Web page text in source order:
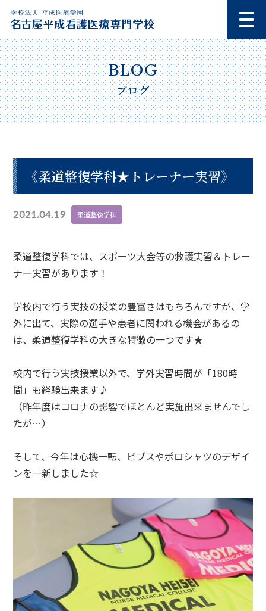
ブログ
《柔道整復学科★トレーナー実習》
2021.04.19 柔道整復学科
柔道整復学科では、スポーツ大会等の救護実習＆トレー
ナー実習があります！
学校内で行う実技の授業の豊富さはもちろんですが、学
外に出て、実際の選手や患者に関われる機会があるの
は、柔道整復学科の大きな特徴の一つです★
校内で行う実技授業以外で、学外実習時間が「180時
間」も経験出来ます♪
（昨年度はコロナの影響でほとんど実施出来ませんでし
たが…）
そして、今年は心機一転、ビブスやポロシャツのデザイ
ンを一新しました☆